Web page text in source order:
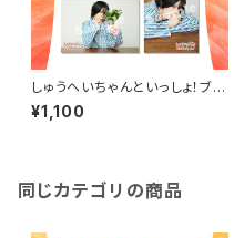
しゅうへいちゃんといっしょ！ブロ
マイドB（平賀勇成）
¥1,100
同じカテゴリの商品